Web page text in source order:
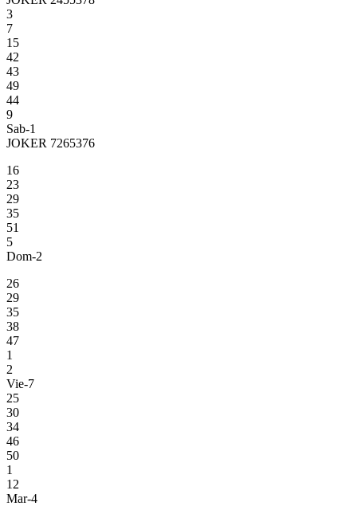
3
7
15
42
43
49
44
9
Sab-1
JOKER 7265376
16
23
29
35
51
5
Dom-2
26
29
35
38
47
1
2
Vie-7
25
30
34
46
50
1
12
Mar-4